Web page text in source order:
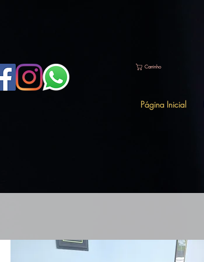
Carrinho
Página Inicial